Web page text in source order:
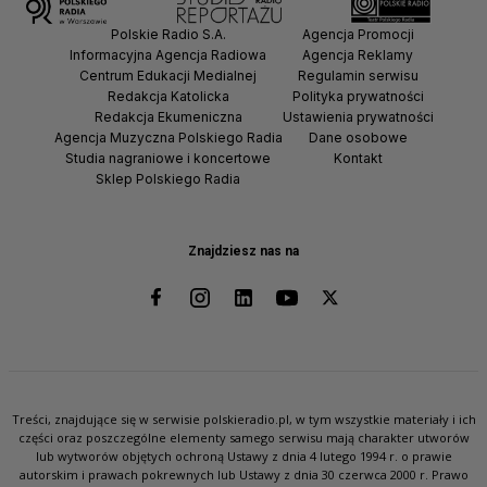
Znajdziesz nas na
Polskie Radio S.A.
Informacyjna Agencja Radiowa
Centrum Edukacji Medialnej
Redakcja Katolicka
Redakcja Ekumeniczna
Agencja Muzyczna Polskiego Radia
Studia nagraniowe i koncertowe
Sklep Polskiego Radia
Agencja Promocji
Agencja Reklamy
Regulamin serwisu
Polityka prywatności
Ustawienia prywatności
Dane osobowe
Kontakt
Treści, znajdujące się w serwisie polskieradio.pl, w tym wszystkie materiały i ich
części oraz poszczególne elementy samego serwisu mają charakter utworów
lub wytworów objętych ochroną Ustawy z dnia 4 lutego 1994 r. o prawie
autorskim i prawach pokrewnych lub Ustawy z dnia 30 czerwca 2000 r. Prawo